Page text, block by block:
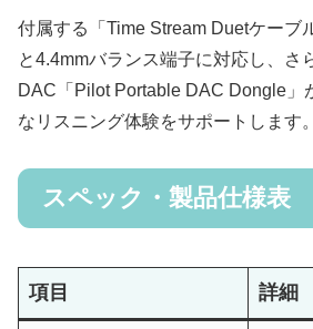
付属する「Time Stream Duetケーブ
と4.4mmバランス端子に対応し、さ
DAC「Pilot Portable DAC Dongle」
なリスニング体験をサポートします。
スペック・製品仕様表
項目 詳細